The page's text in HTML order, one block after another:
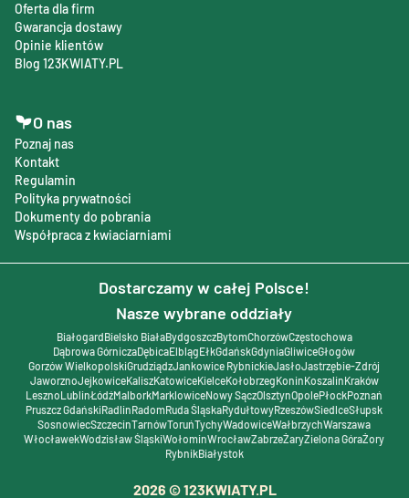
Oferta dla firm
Gwarancja dostawy
Opinie klientów
Blog 123KWIATY.PL
O nas
Poznaj nas
Kontakt
Regulamin
Polityka prywatności
Dokumenty do pobrania
Współpraca z kwiaciarniami
Dostarczamy w całej Polsce!
Nasze wybrane oddziały
BiałogardBielsko BiałaBydgoszczBytomChorzówCzęstochowa
Dąbrowa GórniczaDębicaElblągEłkGdańskGdyniaGliwiceGłogów
Gorzów WielkopolskiGrudziądzJankowice RybnickieJasłoJastrzębie-Zdrój
JaworznoJejkowiceKaliszKatowiceKielceKołobrzegKoninKoszalinKraków
LesznoLublinŁódźMalborkMarklowiceNowy SączOlsztynOpolePłockPoznań
Pruszcz GdańskiRadlinRadomRuda ŚląskaRydułtowyRzeszówSiedlceSłupsk
SosnowiecSzczecinTarnówToruńTychyWadowiceWałbrzychWarszawa
WłocławekWodzisław ŚląskiWołominWrocławZabrzeŻaryZielona GóraŻory
RybnikBiałystok
2026 © 123KWIATY.PL